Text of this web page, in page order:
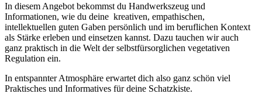
In diesem Angebot bekommst du Handwerkszeug und
Informationen, wie du deine kreativen, empathischen,
intellektuellen guten Gaben persönlich und im beruflichen Kontext
als Stärke erleben und einsetzen kannst. Dazu tauchen wir auch
ganz praktisch in die Welt der selbstfürsorglichen vegetativen
Regulation ein.
In entspannter Atmosphäre erwartet dich also ganz schön viel
Praktisches und Informatives für deine Schatzkiste.